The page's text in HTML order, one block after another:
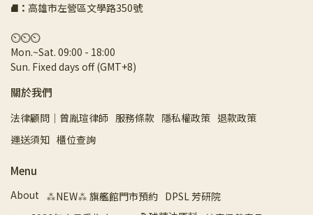
⛘ ： 高雄市左營區文學路350號
⏲︎⏲︎⏲︎
Mon.~Sat. 09:00 - 18:00
Sun. Fixed days off (GMT+8)
關於我們
法律顧問｜曾胤瑄律師 服務條款 隱私權政策 退款政策
運送須知 櫃位查詢
Menu
About ⁂NEW⁂ 旗艦館門市預約 DPSL 芳研院